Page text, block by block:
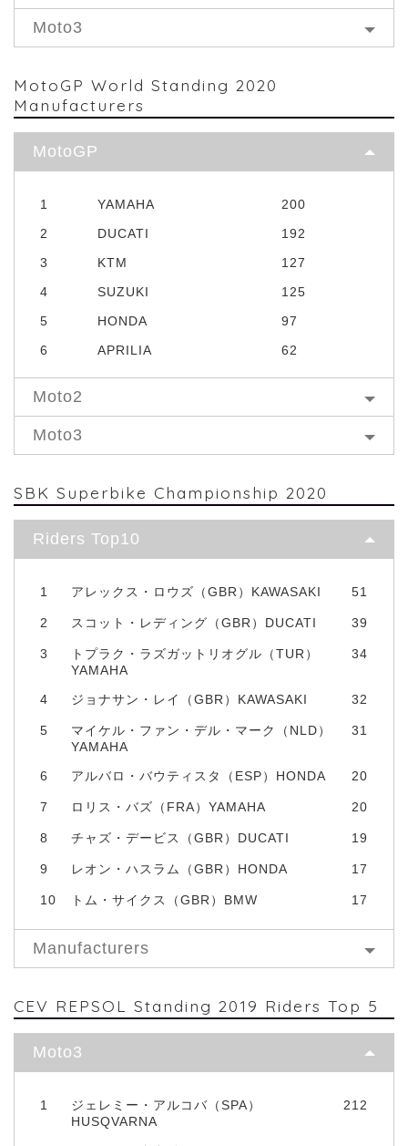
Moto3
MotoGP World Standing 2020
Manufacturers
MotoGP
1 YAMAHA
200
2
DUCATI
192
3
KTM
127
4
SUZUKI
125
5
HONDA
97
6
APRILIA 62
Moto2
Moto3
SBK Superbike Championship 2020
Riders Top10
1 アレックス・ロウズ（GBR）KAWASAKI 51
2 スコット・レディング（GBR）DUCATI 39
3
トプラク・ラズガットリオグル（TUR）
YAMAHA
34
4 ジョナサン・レイ（GBR）KAWASAKI 32
5
マイケル・ファン・デル・マーク（NLD）
YAMAHA
31
6 アルバロ・バウティスタ（ESP）HONDA 20
7 ロリス・バズ（FRA）YAMAHA 20
8 チャズ・デービス（GBR）DUCATI 19
9 レオン・ハスラム（GBR）HONDA 17
10 トム・サイクス（GBR）BMW 17
Manufacturers
CEV REPSOL Standing 2019 Riders Top 5
Moto3
1
ジェレミー・アルコバ（SPA）
HUSQVARNA
212